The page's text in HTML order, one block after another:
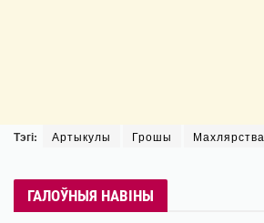
Тэгі: Артыкулы Грошы Махлярства
ГАЛОЎНЫЯ НАВІНЫ